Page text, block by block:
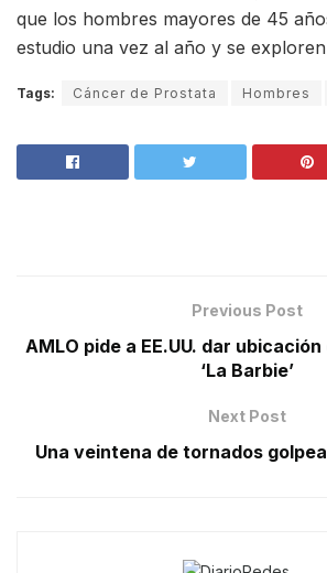
que los hombres mayores de 45
estudio una vez al año y se
Tags: Cáncer de Prostata Hombres
Previous Post
AMLO pide a EE.UU. dar
‘La Barbie’
Next Post
Una veintena de tornados